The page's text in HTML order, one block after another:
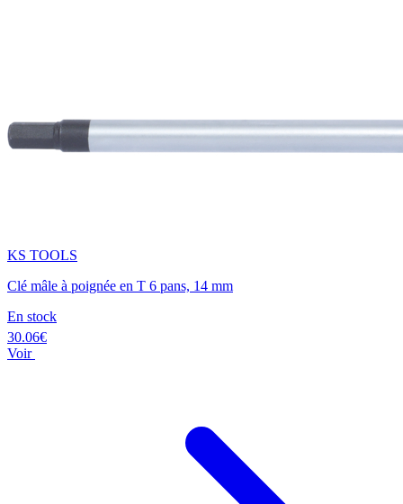
KS TOOLS
Clé mâle à poignée en T 6 pans, 14 mm
En stock
30.06€
Voir